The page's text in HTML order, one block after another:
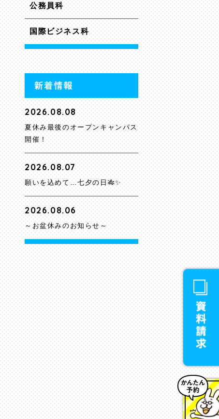
公務員科
国際ビジネス科
2026.08.08
夏休み最後のオープンキャンパス
開催！
2026.08.07
願いを込めて…七夕の日🎋✨
2026.08.06
～お盆休みのお知らせ～